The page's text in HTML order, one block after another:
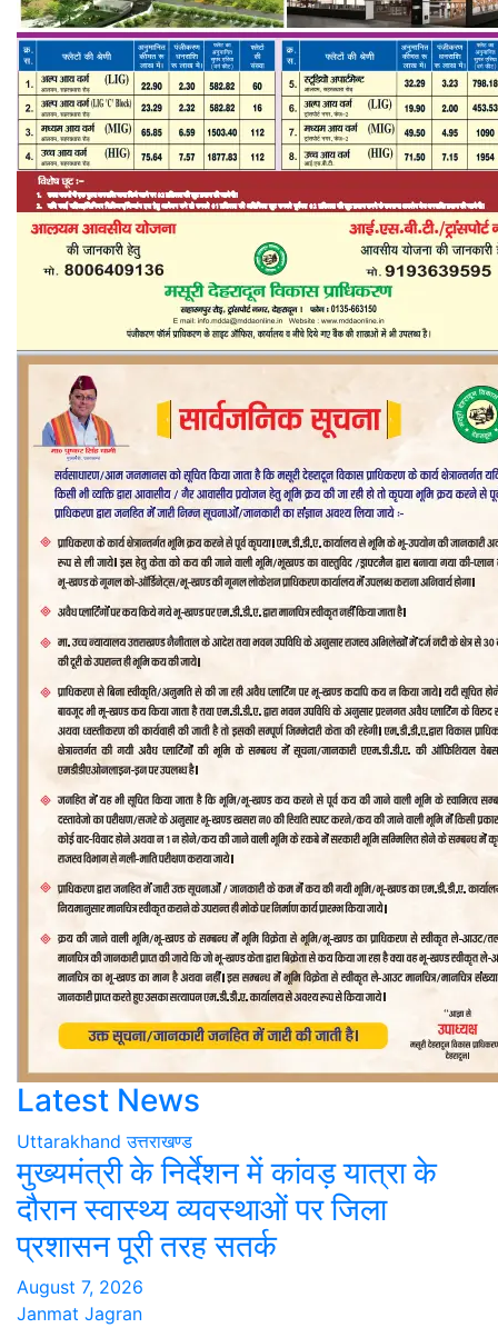
Latest News
Uttarakhand उत्तराखण्ड
मुख्यमंत्री के निर्देशन में कांवड़ यात्रा के
दौरान स्वास्थ्य व्यवस्थाओं पर जिला
प्रशासन पूरी तरह सतर्क
August 7, 2026
Janmat Jagran